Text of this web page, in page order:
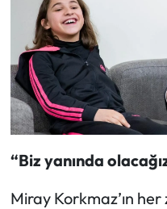
“Biz yanında
Miray Korkmaz’ın